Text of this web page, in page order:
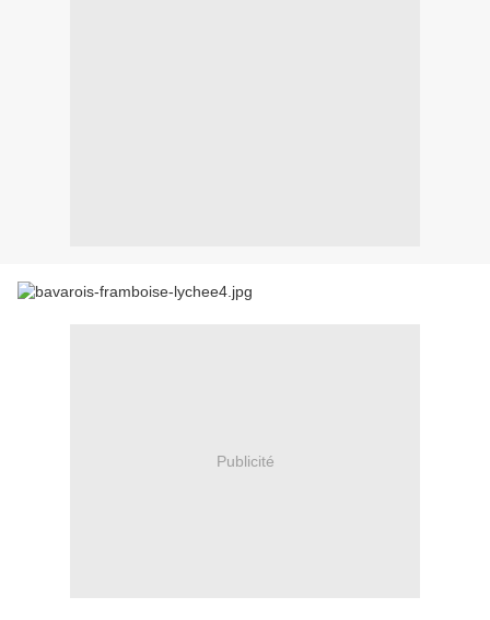
Publicité